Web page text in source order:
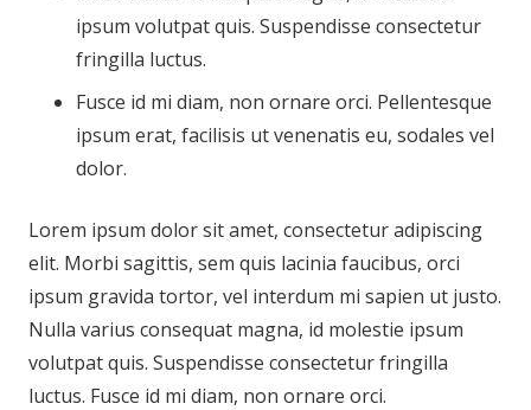
ipsum volutpat quis. Suspendisse consectetur
fringilla luctus.
Fusce id mi diam, non ornare orci. Pellentesque
ipsum erat, facilisis ut venenatis eu, sodales vel
dolor.
Lorem ipsum dolor sit amet, consectetur adipiscing
elit. Morbi sagittis, sem quis lacinia faucibus, orci
ipsum gravida tortor, vel interdum mi sapien ut justo.
Nulla varius consequat magna, id molestie ipsum
volutpat quis. Suspendisse consectetur fringilla
luctus. Fusce id mi diam, non ornare orci.